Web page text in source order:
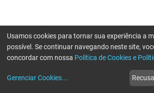
Usamos cookies para tornar sua experiência a
possível. Se continuar navegando neste site,
concordar com nossa Política de Cookies e
Gerenciar Cookies...
Erro ao enviar informações, por favor tente